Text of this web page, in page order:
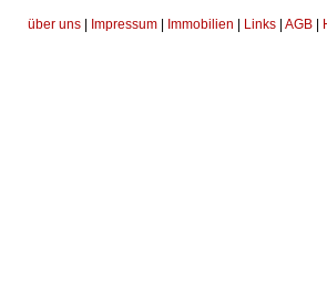
über uns Impressum Immobilien Links AGB